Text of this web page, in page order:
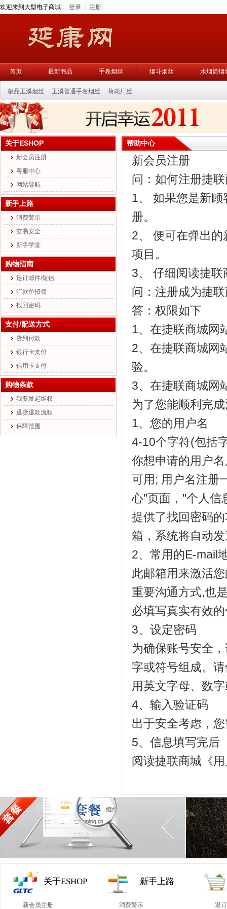
欢迎来到大型电子商城 登录 注册
首页 最新商品 手卷烟丝 烟斗烟丝 水烟筒烟
极品玉溪烟丝 玉溪普通手卷烟丝 荷花厂丝
关于ESHOP
新会员注册
客服中心
网站导航
新手上路
消费警示
交易安全
新手学堂
购物指南
退订邮件/短信
汇款单招领
找回密码
支付/配送方式
货到付款
银行卡支付
信用卡支付
购物条款
我要发起维权
退货退款流程
保障范围
帮助中心
新会员注册
问：如何注册捷
1、 如果您是新
册。
2、 便可在弹出
项目。
3、 仔细阅读捷
问：注册成为捷
答：权限如下
1、在捷联商城网
2、在捷联商城网
验。
3、在捷联商城网
为了您能顺利完
1、您的用户名
4-10个字符(包括
你想申请的用户
可用; 用户名注册
心"页面，"个人信
提供了找回密码
箱，系统将自动
2、常用的E-mail
此邮箱用来激活
重要沟通方式,也
必填写真实有效
3、设定密码
为确保账号安全
字或符号组成。
用英文字母、数
4、输入验证码
出于安全考虑，
5、信息填写完后
阅读捷联商城《
关于ESHOP
·新会员注册
新手上路
·消费警示 ·退